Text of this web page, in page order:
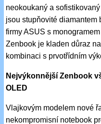
neokoukaný a
jsou stupňovité diamantem
firmy ASUS s
Zenbook je kladen důraz
kombinaci s prvotřídním
Nejvýkonnější Zenbook
OLED
Vlajkovým modelem nové
nekompromisní notebook